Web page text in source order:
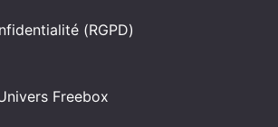
(RGPD)
Freebox